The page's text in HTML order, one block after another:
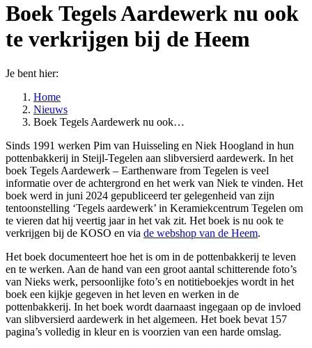
Boek Tegels Aardewerk nu ook
te verkrijgen bij de Heem
Je bent hier:
Home
Nieuws
Boek Tegels Aardewerk nu ook…
Sinds 1991 werken Pim van Huisseling en Niek Hoogland in hun
pottenbakkerij in Steijl-Tegelen aan slibversierd aardewerk. In het
boek Tegels Aardewerk – Earthenware from Tegelen is veel
informatie over de achtergrond en het werk van Niek te vinden. Het
boek werd in juni 2024 gepubliceerd ter gelegenheid van zijn
tentoonstelling ‘Tegels aardewerk’ in Keramiekcentrum Tegelen om
te vieren dat hij veertig jaar in het vak zit. Het boek is nu ook te
verkrijgen bij de KOSO en via de webshop van de Heem.
Het boek documenteert hoe het is om in de pottenbakkerij te leven
en te werken. Aan de hand van een groot aantal schitterende foto’s
van Nieks werk, persoonlijke foto’s en notitieboekjes wordt in het
boek een kijkje gegeven in het leven en werken in de
pottenbakkerij. In het boek wordt daarnaast ingegaan op de invloed
van slibversierd aardewerk in het algemeen. Het boek bevat 157
pagina’s volledig in kleur en is voorzien van een harde omslag.